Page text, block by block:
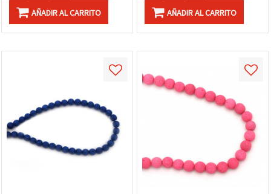
AÑADIR AL CARRITO AÑADIR AL CARRITO